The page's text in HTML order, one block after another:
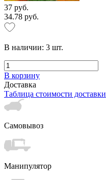
37 руб.
34.78 руб.
В наличии: 3 шт.
В корзину
Доставка
Таблица стоимости доставки
Самовывоз
Манипулятор